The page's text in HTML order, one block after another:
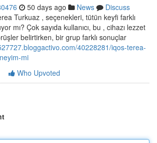
50 days ago News
Discuss
Turkuaz , seçenekleri, tütün keyfi farklı
mı? Çok sayıda kullanıcı, bu , cihazı lezzet
belirtirken, bir grup farklı sonuçlar
40228281/iqos-terea-
mi
Who Upvoted